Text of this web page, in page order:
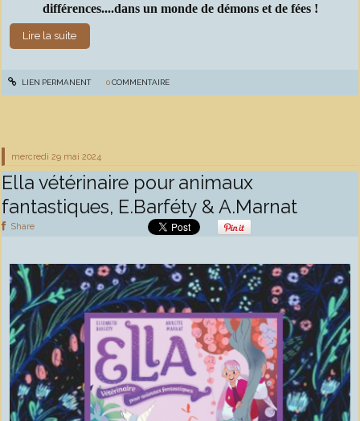
différences....dans un monde de démons et de fées !
Lire la suite
LIEN PERMANENT 0COMMENTAIRE
mercredi 29 mai 2024
Ella vétérinaire pour animaux
fantastiques, E.Barféty & A.Marnat
Share